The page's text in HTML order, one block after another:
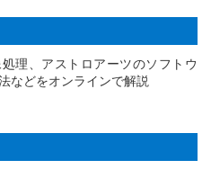
理、アストロアーツのソフトウ
などをオンラインで解説